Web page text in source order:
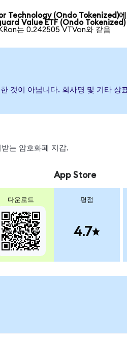
Technology (Ondo Tokenized)에
Value ETF (Ondo Tokenized)
는 0.242505 VTVon와 같음
것이 아닙니다. 회사명 및 기타
는 암호화폐 지갑.
다운로드
App Store
평점
4.7